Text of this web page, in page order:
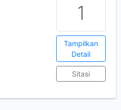
1
Tampilkan
Detail
Sitasi